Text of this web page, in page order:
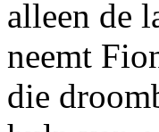
alleen de
neemt
die